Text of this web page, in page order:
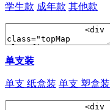
学生款 成年款 其他款
单支装
单支 纸盒装 单支 塑盒装